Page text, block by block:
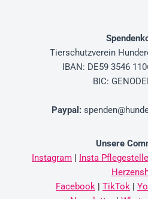
Tierschutzverein
IBAN: DE59 3546
BIC:
Paypal :
Unsere
Instagram | Insta
Facebook | TikTok |